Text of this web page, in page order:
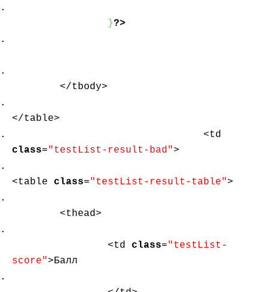
}?>
</tbody>
</table>
<td
class="testList-result-bad">
<table class="testList-result-table">
<thead>
<td class="testList-
score">Балл